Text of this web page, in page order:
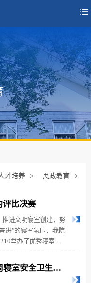

人才培养 > 思政教育 >
评比决赛
推进文明寝室创建，努
进”的寝室氛围，我院
举办了优秀寝室公
评...
室安全卫生集